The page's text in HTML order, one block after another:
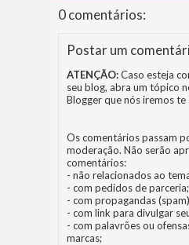
0 comentários:
Postar um
ATENÇÃO:Caso esteja
seu blog, abra um tópico
Bloggerque nós iremos te
Os comentários passam
moderação. Não serão
comentários:
- não relacionados ao
- com pedidos de parceria;
- com propagandas
- com link para divulgar
- com palavrões ou
marcas;